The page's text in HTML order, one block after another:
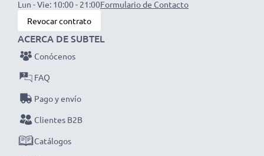
✔ Corriente de carga variable para una carga
personalizada de cada batería
✔ Indicador LED para un control preciso del estado de
carga de las baterías
✔ Voltaje de entrada flexible 12V / 24V para un uso
Lun - Vie: 10:00 - 21:00Formulario de Contacto
Revocar contrato
ACERCA DE SUBTEL
Conócenos
FAQ
Pago y envío
Clientes B2B
Catálogos